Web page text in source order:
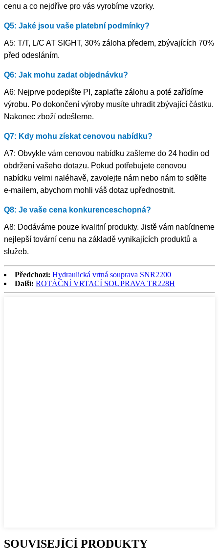
cenu a co nejdříve pro vás vyrobíme vzorky.
Q5: Jaké jsou vaše platební podmínky?
A5: T/T, L/C AT SIGHT, 30% záloha předem, zbývajících 70%
před odesláním.
Q6: Jak mohu zadat objednávku?
A6: Nejprve podepište PI, zaplaťte zálohu a poté zařídíme
výrobu. Po dokončení výroby musíte uhradit zbývající částku.
Nakonec zboží odešleme.
Q7: Kdy mohu získat cenovou nabídku?
A7: Obvykle vám cenovou nabídku zašleme do 24 hodin od
obdržení vašeho dotazu. Pokud potřebujete cenovou
nabídku velmi naléhavě, zavolejte nám nebo nám to sdělte
e-mailem, abychom mohli váš dotaz upřednostnit.
Q8: Je vaše cena konkurenceschopná?
A8: Dodáváme pouze kvalitní produkty. Jistě vám nabídneme
nejlepší tovární cenu na základě vynikajících produktů a
služeb.
Předchozí: Hydraulická vrtná souprava SNR2200
Další: ROTÁČNÍ VRTACÍ SOUPRAVA TR228H
SOUVISEJÍCÍ PRODUKTY